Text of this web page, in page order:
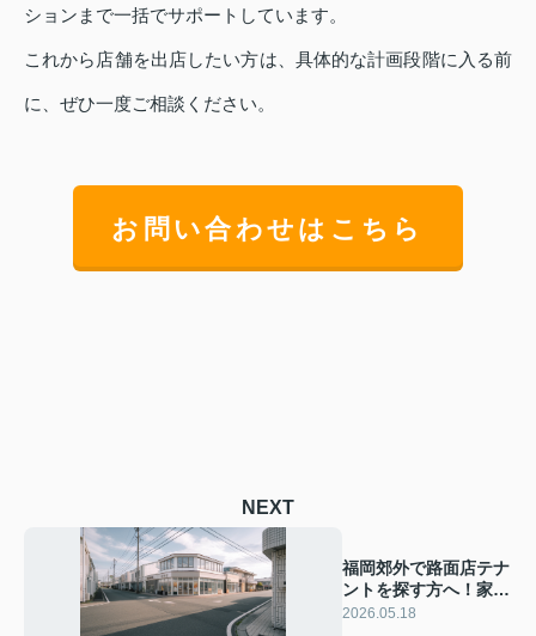
ションまで一括でサポートしています。
これから店舗を出店したい方は、具体的な計画段階に入る前
に、ぜひ一度ご相談ください。
お問い合わせはこちら
NEXT
福岡郊外で路面店テナ
ントを探す方へ！家賃
相場と出店エリア比較
2026.05.18